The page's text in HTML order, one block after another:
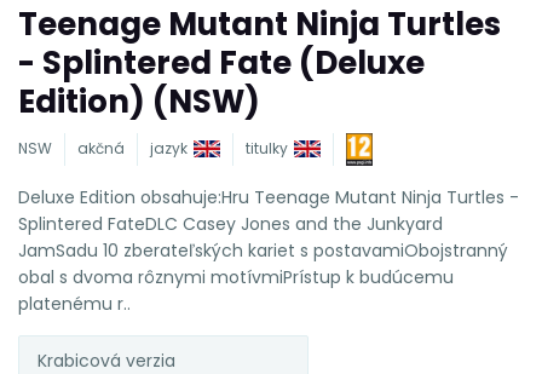
Teenage Mutant Ninja Turtles
- Splintered Fate (Deluxe
Edition) (NSW)
NSW akčná jazyk titulky
Deluxe Edition obsahuje:Hru Teenage Mutant Ninja Turtles -
Splintered FateDLC Casey Jones and the Junkyard
JamSadu 10 zberateľských kariet s postavamiObojstranný
obal s dvoma rôznymi motívmiPrístup k budúcemu
platenému r..
Krabicová verzia